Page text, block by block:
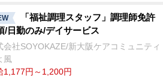
「福祉調理スタッフ」調理師免許
/日勤のみ/デイサービス
会社SOYOKAZE/新大阪ケアコミュニティ
風
1,177円～1,200円